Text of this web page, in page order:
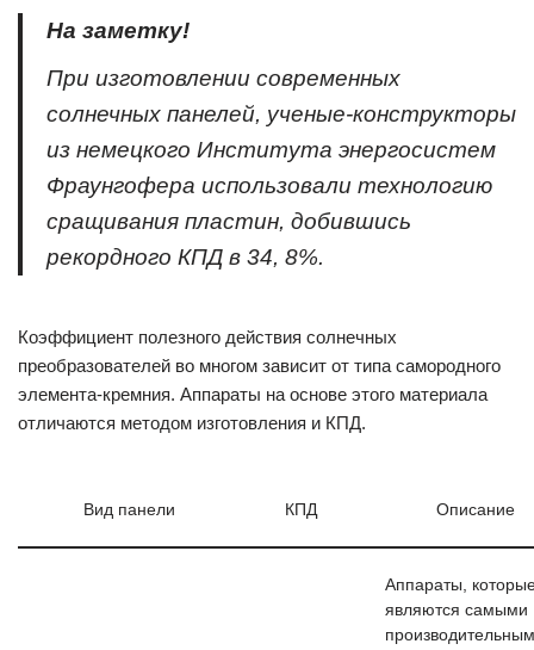
На заметку!
При изготовлении современных
солнечных панелей, ученые-конструкторы
из немецкого Института энергосистем
Фраунгофера использовали технологию
сращивания пластин, добившись
рекордного КПД в 34, 8%.
Коэффициент полезного действия солнечных
преобразователей во многом зависит от типа самородного
элемента-кремния. Аппараты на основе этого материала
отличаются методом изготовления и КПД.
Вид панели КПД Описание
Аппараты,
являются самыми